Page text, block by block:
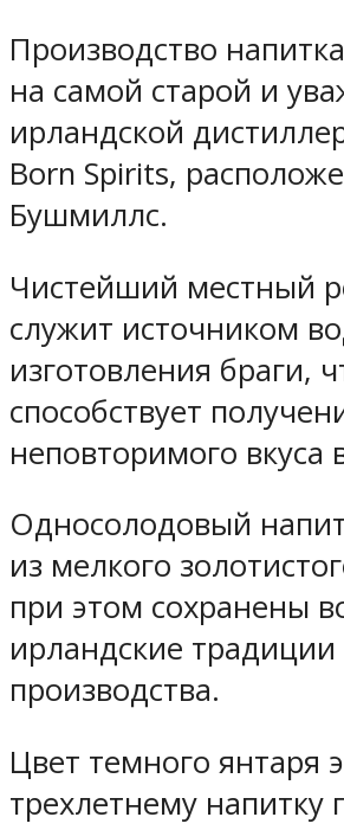
Производство
на самой старой и
ирландской
Born Spirits,
Бушмиллс.
Чистейший местный
служит источником
изготовления браги,
способствует
неповторимого вкуса
Односолодовый
из мелкого
при этом сохранены
ирландские традиции
производства.
Цвет темного янтаря
трехлетнему напитку